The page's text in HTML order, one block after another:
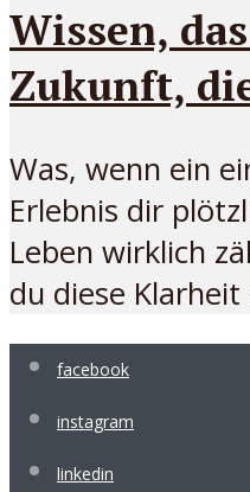
Wissen,
Zukunft,
Was, wenn ein
Erlebnis dir
Leben wirklich
du diese
facebook
instagram
linkedin